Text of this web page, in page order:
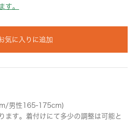
す。
気に入りに追加
男性165-175cm)
ます。着付けにて多少の調整は可能と